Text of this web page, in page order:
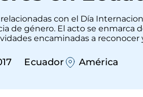
con el Día
de género. El acto se enmarca
encaminadas a
Ecuador América